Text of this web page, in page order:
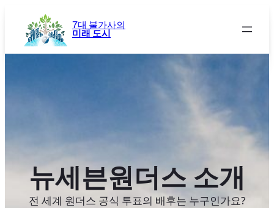
7대 불가사의
미래 도시
뉴세븐원더스 소개
전 세계 원더스 공식 투표의 배후는 누구인가요?